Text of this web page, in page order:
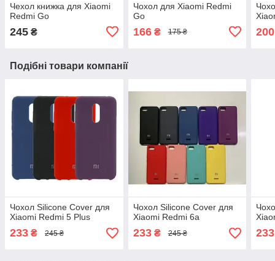
Чехол книжка для Xiaomi
Redmi Go
245 ₴
Чохол для Xiaomi Redmi
Go
166₴ 175 ₴ 200
Подібні товари компанії
Чохол Silicone Cover для
Xiaomi Redmi 5 Plus
233 ₴ 245 ₴
Чохол Silicone Cover для
Xiaomi Redmi 6a
233₴ 245 ₴ 233